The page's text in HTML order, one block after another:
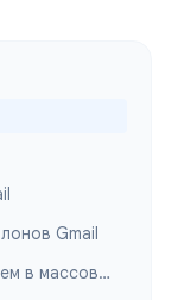
Gmail
Отправка персонализированных писем в массовом масштабе